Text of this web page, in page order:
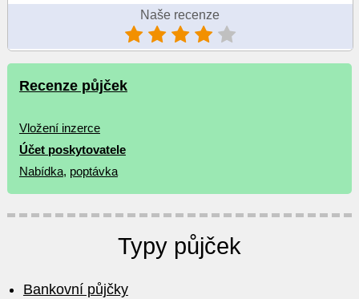
Naše recenze
Recenze půjček
Vložení inzerce
Účet poskytovatele
Nabídka, poptávka
Typy půjček
Bankovní půjčky